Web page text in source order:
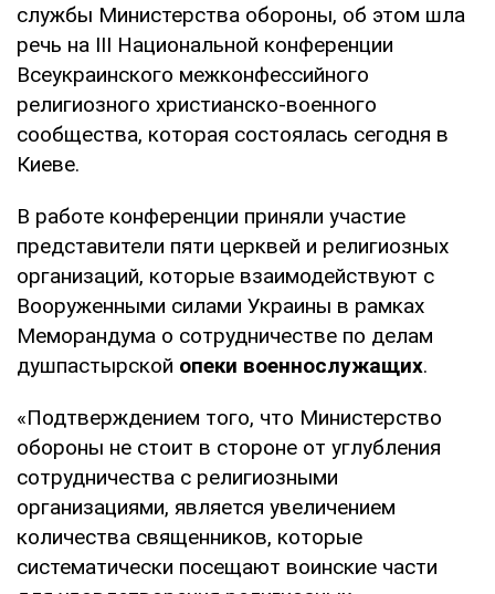
службы Министерства обороны, об этом шла
речь на ІІІ Национальной конференции
Всеукраинского межконфессийного
религиозного христианско-военного
сообщества, которая состоялась сегодня в
Киеве.
В работе конференции приняли участие
представители пяти церквей и религиозных
организаций, которые взаимодействуют с
Вооруженными силами Украины в рамках
Меморандума о сотрудничестве по делам
душпастырской опеки военнослужащих.
«Подтверждением того, что Министерство
обороны не стоит в стороне от углубления
сотрудничества с религиозными
организациями, является увеличением
количества священников, которые
систематически посещают воинские части